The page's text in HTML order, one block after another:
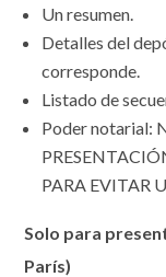
Un resumen.
Detalles del
corresponde.
Listado de
Poder notarial:
PARA EVITAR
Solo para
París)